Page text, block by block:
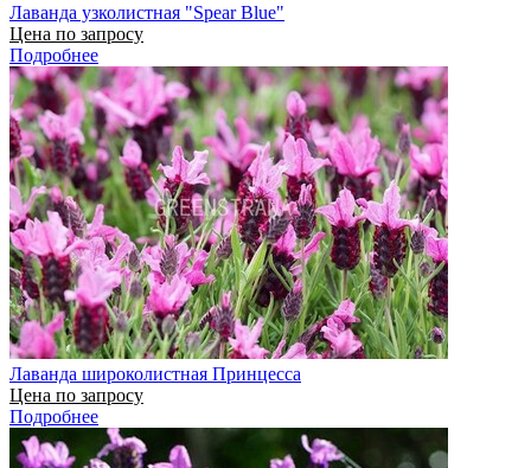
Лаванда узколистная "Spear Blue"
Цена по запросу
Подробнее
Лаванда широколистная Принцесса
Цена по запросу
Подробнее